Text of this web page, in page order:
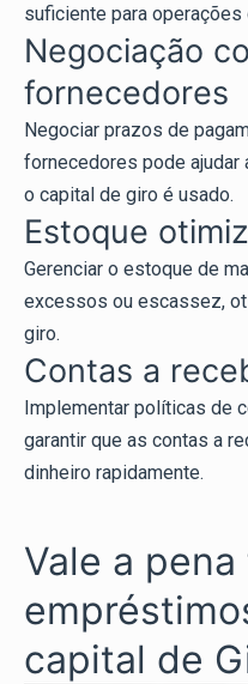
suficiente para operações
Negociação
fornecedores
Negociar prazos de
fornecedores pode ajudar
o capital de giro é usado.
Estoque
Gerenciar o estoque de
excessos ou escassez,
giro.
Contas a
Implementar políticas de
garantir que as contas a
dinheiro rapidamente.
Vale a
capital de